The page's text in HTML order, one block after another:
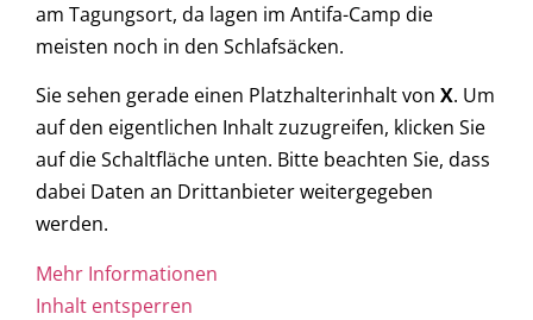
am Tagungsort, da lagen im Antifa-Camp die
meisten noch in den Schlafsäcken.
Sie sehen gerade einen Platzhalterinhalt von X. Um
auf den eigentlichen Inhalt zuzugreifen, klicken Sie
auf die Schaltfläche unten. Bitte beachten Sie, dass
dabei Daten an Drittanbieter weitergegeben
werden.
Mehr Informationen
Inhalt entsperren